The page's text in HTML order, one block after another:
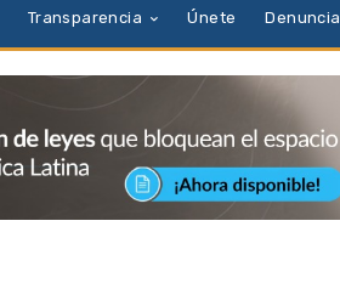
Transparencia Únete Denuncia